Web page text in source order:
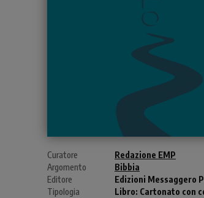
Curatore
Redazione EMP
Argomento
Bibbia
Editore
Edizioni Messaggero
Tipologia
Libro: Cartonato con